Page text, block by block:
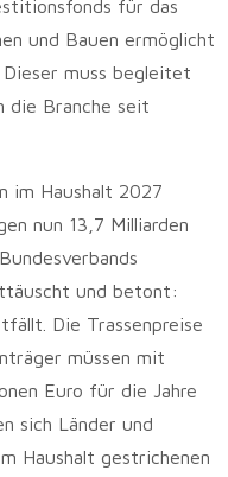
für das
und Bauen ermöglicht
muss begleitet
die Branche seit
im Haushalt 2027
nun 13,7 Milliarden
und betont:
Die Trassenpreise
müssen mit
Euro für die Jahre
sich Länder und
Haushalt gestrichenen